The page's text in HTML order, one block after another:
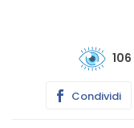
106
Condividi